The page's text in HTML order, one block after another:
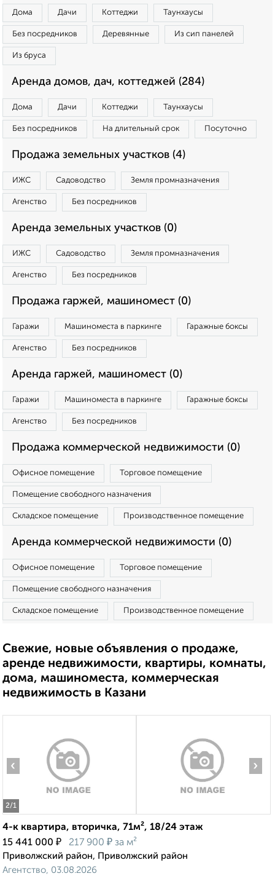
Дома Дачи Коттеджи Таунхаусы
Без посредников Деревянные Из сип панелей
Из бруса
Аренда домов, дач, коттеджей (284)
Дома Дачи Коттеджи Таунхаусы
Без посредников На длительный срок Посуточно
Продажа земельных участков (4)
ИЖС Садоводство Земля промназначения
Агенство Без посредников
Аренда земельных участков (0)
ИЖС Садоводство Земля промназначения
Агенство Без посредников
Продажа гаржей, машиномест (0)
Гаражи Машиноместа в паркинге Гаражные боксы
Агенство Без посредников
Аренда гаржей, машиномест (0)
Гаражи Машиноместа в паркинге Гаражные боксы
Агенство Без посредников
Продажа коммерческой недвижимости (0)
Офисное помещение Торговое помещение
Помещение свободного назначения
Складское помещение Производственное помещение
Аренда коммерческой недвижимости (0)
Офисное помещение Торговое помещение
Помещение свободного назначения
Складское помещение Производственное помещение
Свежие, новые объявления о продаже,
аренде недвижимости, квартиры, комнаты,
дома, машиноместа, коммерческая
недвижимость в Казани
2/1
‹ ›
4-к квартира, вторичка, 71м², 18/24 этаж
15 441 000 ₽ 217 900 ₽ за м²
Приволжский район, Приволжский район
Агентство, 03.08.2026